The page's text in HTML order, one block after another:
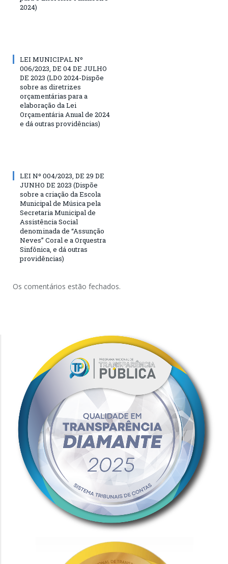
2024)
LEI MUNICIPAL Nº
006/2023, DE 04 DE JULHO
DE 2023 (LDO 2024-Dispõe
sobre as diretrizes
orçamentárias para a
elaboração da Lei
Orçamentária Anual de 2024
e dá outras providências)
LEI Nº 004/2023, DE 29 DE
JUNHO DE 2023 (Dispõe
sobre a criação da Escola
Municipal de Música pela
Secretaria Municipal de
Assistência Social
denominada de “Assunção
Neves” Coral e a Orquestra
Sinfônica, e dá outras
providências)
Os comentários estão fechados.